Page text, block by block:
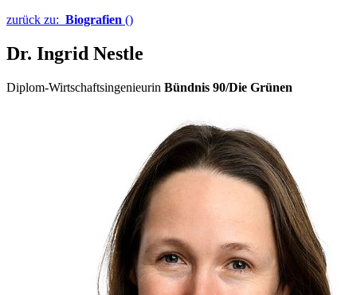
zurück zu: Biografien ()
Dr. Ingrid Nestle
Diplom-Wirtschaftsingenieurin Bündnis 90/Die Grünen